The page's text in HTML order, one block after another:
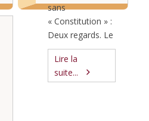
sans
« Constitution » :
Deux regards. Le
droit
constitutionnel
au collège de
Lire la
suite...